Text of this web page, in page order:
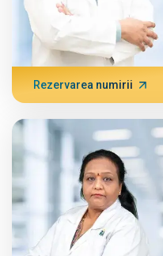
Rezervarea numirii